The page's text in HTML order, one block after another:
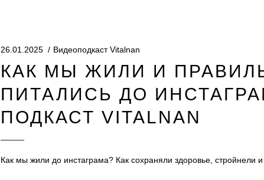
26.01.2025 Видеоподкаст Vitalnan
КАК МЫ ЖИЛИ И
ПИТАЛИСЬ ДО
ПОДКАСТ VITALNAN
Как мы жили до инстаграма? Как сохраняли здоровье, стройнели